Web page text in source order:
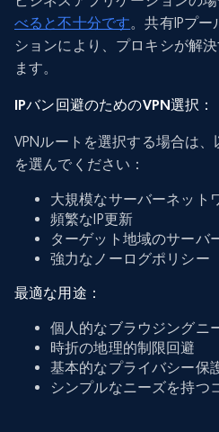
べると不十分です。共有IPプ
ションにより、プロキシが解
ます。
IPバン回避のためのVPN選択：
VPNルートを選択する場合は
を選んでください：
大規模なサーバーネット
頻繁なIP更新
ターゲット地域のサーバ
強力なノーログポリシー
最適な用途：
個人的なブラウジングニ
時折の地理的制限回避
基本的なプライバシー保
シンプルなニーズを持つ